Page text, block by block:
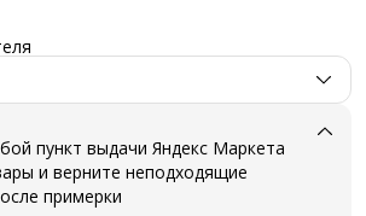
пункт выдачи Яндекс Маркета
и верните неподходящие
примерки